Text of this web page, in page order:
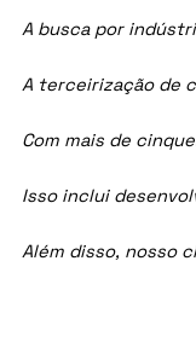
A busca por
A terceirização de
Com mais de
Isso inclui
Além disso, nosso